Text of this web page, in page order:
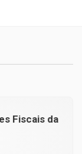
Fiscais da